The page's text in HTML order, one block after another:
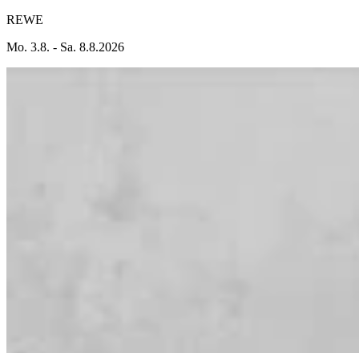
REWE
Mo. 3.8. - Sa. 8.8.2026